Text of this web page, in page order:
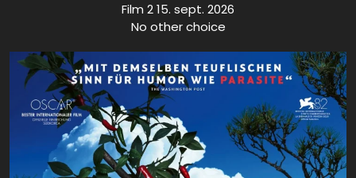
Film 2 15. sept. 2026
No other choice